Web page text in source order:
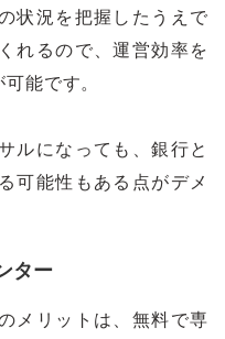
状況を把握したうえで
れるので、運営効率を
能です。
ルになっても、銀行と
可能性もある点がデメ
ター
メリットは、無料で専